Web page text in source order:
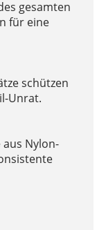
gesamten
für eine
schützen
Unrat.
aus Nylon-